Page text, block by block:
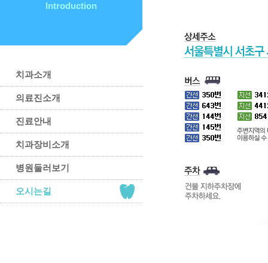
Introduction
치과소개
의료진소개
진료안내
치과장비소개
병원둘러보기
오시는길